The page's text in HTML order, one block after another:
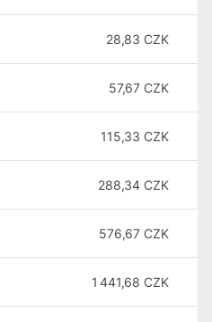
28,83 CZK
57,67 CZK
115,33 CZK
288,34 CZK
576,67 CZK
1 441,68 CZK